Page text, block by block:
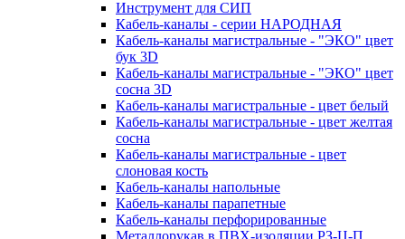
Инструмент для СИП
Кабель-каналы - серии НАРОДНАЯ
Кабель-каналы магистральные - "ЭКО" цвет
бук 3D
Кабель-каналы магистральные - "ЭКО" цвет
сосна 3D
Кабель-каналы магистральные - цвет белый
Кабель-каналы магистральные - цвет желтая
сосна
Кабель-каналы магистральные - цвет
слоновая кость
Кабель-каналы напольные
Кабель-каналы парапетные
Кабель-каналы перфорированные
Металлорукав в ПВХ-изоляции РЗ-Ц-П